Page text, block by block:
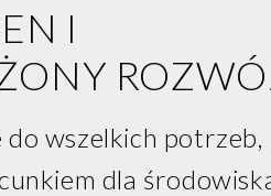
I
wszelkich potrzeb,
dla